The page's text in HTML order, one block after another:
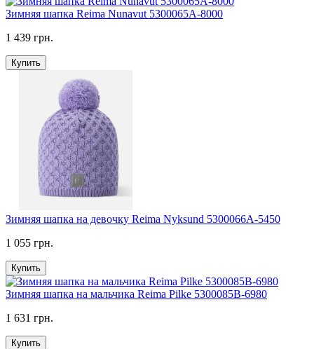
Зимняя шапка Reima Nunavut 5300065A-8000
1 439 грн.
Купить
Зимняя шапка на девочку Reima Nyksund 5300066A-5450
1 055 грн.
Купить
Зимняя шапка на мальчика Reima Pilke 5300085B-6980
1 631 грн.
Купить